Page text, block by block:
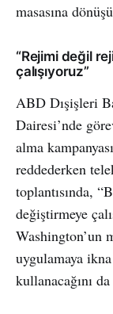
masasına
“Rejimi değil
çalışıyoruz”
ABD Dışişleri
Dairesi’nde
alma
reddederken
toplantısında,
değiştirmeye
Washington’un
uygulamaya
kullanacağını